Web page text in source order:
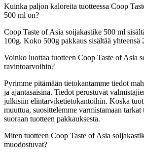
Kuinka paljon kaloreita tuotteessa Coop
500 ml on?
Coop Taste of Asia soijakastike 500 ml
100g. Koko 500g pakkaus sisältää yhteensä
Voinko luottaa tuotteen Coop Taste of Asia
ravintoarvoihin?
Pyrimme pitämään tietokantamme tiedot
ja ajantasaisina. Tiedot perustuvat
julkisiin elintarviketietokantoihin. Koska
muuttua, suosittelemme varmistamaan
suoraan tuotteen pakkauksesta.
Miten tuotteen Coop Taste of Asia
muodostuvat?